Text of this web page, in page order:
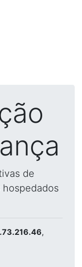
de
,